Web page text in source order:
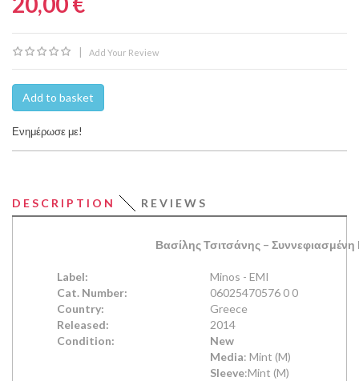
Δεν
Έχω
Add Your Review
Add to basket
Ενημέρωσε με!
DESCRIPTION REVIEWS
Βασίλης Τσιτσάνης ‎– Συννεφιασμένη
Label:
Minos - EMI
Cat. Number:
06025470576 0 0
Country:
Greece
Released:
2014
Condition:
New
Media: Mint (M)
Sleeve:Mint (M)